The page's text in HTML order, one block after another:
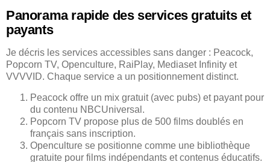
Panorama rapide des services gratuits et
payants
Je décris les services accessibles sans danger : Peacock,
Popcorn TV, Openculture, RaiPlay, Mediaset Infinity et
VVVVID. Chaque service a un positionnement distinct.
Peacock offre un mix gratuit (avec pubs) et payant pour
du contenu NBCUniversal.
Popcorn TV propose plus de 500 films doublés en
français sans inscription.
Openculture se positionne comme une bibliothèque
gratuite pour films indépendants et contenus éducatifs.